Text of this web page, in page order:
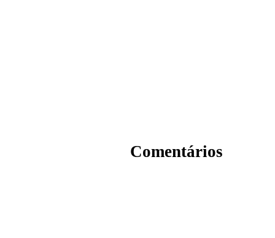
Comentários